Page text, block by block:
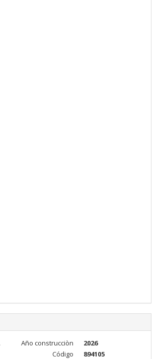
Año construcciòn
2026
Código
894105